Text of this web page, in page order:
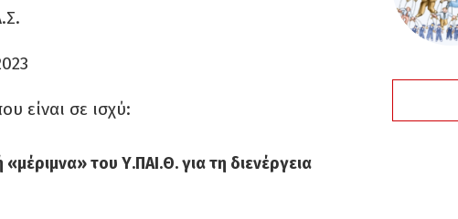
είναι σε ισχύ:
του Υ.ΠΑΙ.Θ. για τη διενέργεια